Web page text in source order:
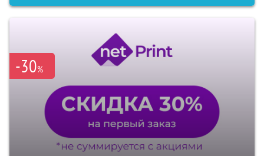
-30%